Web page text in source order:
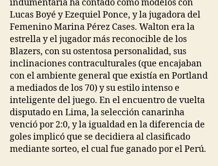
indumentaria ha contado como modelos con
Lucas Boyé y Ezequiel Ponce, y la jugadora del
Femenino Marina Pérez Cases. Walton era la
estrella y el jugador más reconocible de los
Blazers, con su ostentosa personalidad, sus
inclinaciones contraculturales (que encajaban
con el ambiente general que existía en Portland
a mediados de los 70) y su estilo intenso e
inteligente del juego. En el encuentro de vuelta
disputado en Lima, la selección canarinha
venció por 2:0, y la igualdad en la diferencia de
goles implicó que se decidiera al clasificado
mediante sorteo, el cual fue ganado por el Perú.